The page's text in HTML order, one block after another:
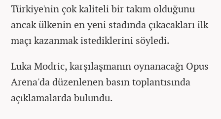
Türkiye'nin çok kaliteli bir takım olduğunu
ancak ülkenin en yeni stadında çıkacakları ilk
maçı kazanmak istediklerini söyledi.
Luka Modric, karşılaşmanın oynanacağı Opus
Arena'da düzenlenen basın toplantısında
açıklamalarda bulundu.